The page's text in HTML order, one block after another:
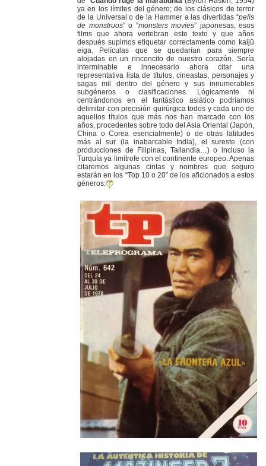
ya en los límites del género; de los clásicos de terror
de la Universal o de la Hammer a las divertidas “pelis
de monstruos” o “monsters movies” japonesas, esos
films que ahora vertebran este texto y que años
después supimos etiquetar correctamente como kaijū
eiga. Películas que se quedarían para siempre
alojadas en un rinconcito de nuestro corazón. Sería
interminable e innecesario ahora citar una
representativa lista de títulos, cineastas, personajes y
sagas mil dentro del género y sus innumerables
subgéneros o clasificaciones. Lógicamente ni
centrándonos en el fantástico asiático podríamos
delimitar con precisión quirúrgica todos y cada uno de
aquellos títulos que más nos han marcado con los
años, procedentes sobre todo del Asia Oriental (Japón,
China o Corea esencialmente) o de otras latitudes
más al sur (la inabarcable India), el sureste (con
producciones de Filipinas, Tailandia…) o incluso la
Turquía ya limítrofe con el continente europeo. Apenas
citaremos algunas cintas y nombres que seguro
estarán en los “Top 10 o 20” de los aficionados a estos
géneros: